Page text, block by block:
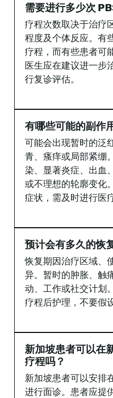
需要进行多少次
疗程次数取决于治疗
程度及个体反应。有
疗程，而有些患者可
医生应在建议进一步
行复诊评估。
有哪些可能的副作
可能会出现暂时的泛
青、瘙痒或局部紧绷
染、显著炎症、出血
或不理想的轮廓变化
症状，需及时进行医
预计会有多久的恢
恢复期因治疗区域、
异。暂时的肿胀、触
动、工作或社交计划
疗程后护理，不要假
新加坡患者可以在
疗程吗？
新加坡患者可以安排
进行面诊。患者应提